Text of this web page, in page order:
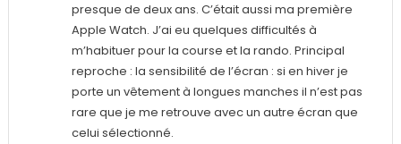
presque de deux ans. C’était aussi ma première
Apple Watch. J’ai eu quelques difficultés à
m’habituer pour la course et la rando. Principal
reproche : la sensibilité de l’écran : si en hiver je
porte un vêtement à longues manches il n’est pas
rare que je me retrouve avec un autre écran que
celui sélectionné.